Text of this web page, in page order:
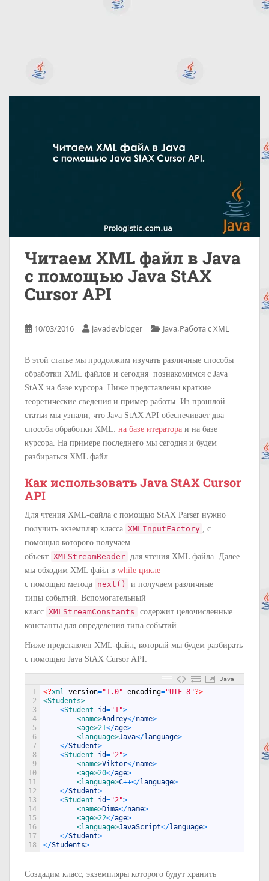
Читаем XML файл в Java
с помощью Java StAX
Cursor API
10/03/2016 javadevbloger Java,Работа с XML
В этой статье мы продолжим изучать различные способы
обработки XML файлов и сегодня познакомимся с Java
StAX на базе курсора. Ниже представлены краткие
теоретические сведения и пример работы. Из прошлой
статьи мы узнали, что Java StAX API обеспечивает два
способа обработки XML: на базе итератора и на базе
курсора. На примере последнего мы сегодня и будем
разбираться XML файл.
Как использовать Java StAX Cursor
API
Для чтения XML-файла с помощью StAX Parser нужно
получить экземпляр класса XMLInputFactory
, с
помощью которого получаем
объект XMLStreamReader для чтения XML файла. Далее
мы обходим XML файл в while цикле
с помощью метода next()
и получаем различные
типы событий. Вспомогательный
класс XMLStreamConstants содержит целочисленные
константы для определения типа событий.
Ниже представлен XML-файл, который мы будем разбирать
с помощью Java StAX Cursor API:
Java
1
2
3
4
5
6
7
8
9
10
11
12
13
14
15
16
17
18
<?xml version="1.0" encoding="UTF-8"?>
<Students>
<Student id="1">
<name>Andrey</name>
<age>21</age>
<language>Java</language>
</Student>
<Student id="2">
<name>Viktor</name>
<age>20</age>
<language>C++</language>
</Student>
<Student id="2">
<name>Dima</name>
<age>22</age>
<language>JavaScript</language>
</Student>
</Students>
Создадим класс, экземпляры которого будут хранить